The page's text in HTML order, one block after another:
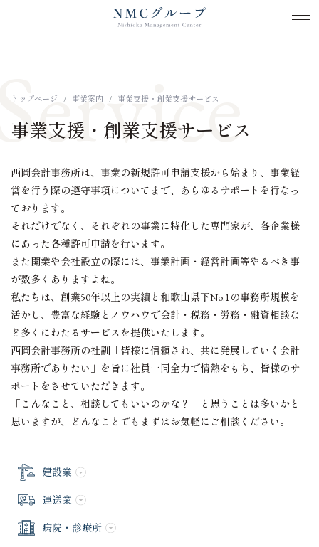
トップページ 事業案内 事業支援・創業支援サービス
事業支援・創業支援サービス
西岡会計事務所は、事業の新規許可申請支援から始まり、事業経
営を行う際の遵守事項についてまで、あらゆるサポートを行なっ
ております。
それだけでなく、それぞれの事業に特化した専門家が、各企業様
にあった各種許可申請を行います。
また開業や会社設立の際には、事業計画・経営計画等やるべき事
が数多くありますよね。
私たちは、創業50年以上の実績と和歌山県下No.1の事務所規模を
活かし、豊富な経験とノウハウで会計・税務・労務・融資相談な
ど多くにわたるサービスを提供いたします。
西岡会計事務所の社訓「皆様に信頼され、共に発展していく会計
事務所でありたい」を旨に社員一同全力で情熱をもち、皆様のサ
ポートをさせていただきます。
「こんなこと、相談してもいいのかな？」と思うことは多いかと
思いますが、どんなことでもまずはお気軽にご相談ください。
建設業
運送業
病院・診療所